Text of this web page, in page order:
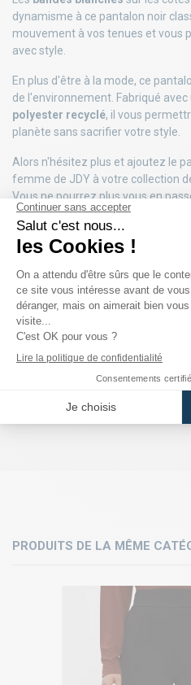
dynamisme à ce pantalon noir
mouvement à vos tenues et vous
avec style.
En plus d'être à la mode, ce
de l'environnement. Fabriqué
polyester recyclé, il vous
planète sans sacrifier votre style.
Alors n'hésitez plus et ajoutez le
femme de JDY à votre collection
Vous ne pourrez plus vous en
DÉTAILS DU PRODUIT
PRODUITS DE LA MÊME